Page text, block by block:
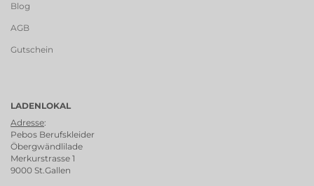
Blog
AGB
Gutschein
LADENLOKAL
Adresse:
Pebos Berufskleider
Öbergwändlilade
Merkurstrasse 1
9000 St.Gallen